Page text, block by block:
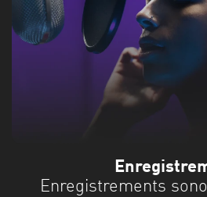
Enregistrements